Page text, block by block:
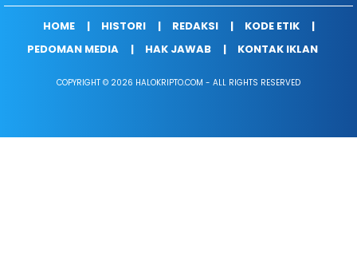
HOME HISTORI REDAKSI
KODE ETIK
PEDOMAN MEDIA
HAK JAWAB KONTAK IKLAN
COPYRIGHT © 2026 HALOKRIPTO.COM - ALL RIGHTS RESERVED